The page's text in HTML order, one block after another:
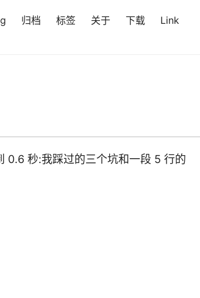
归档 标签 关于 下载
Link
0.6 秒:我踩过的三个坑和一段 5 行的